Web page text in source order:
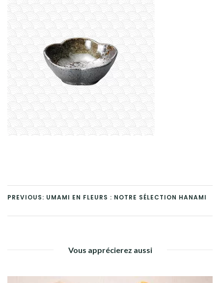
PREVIOUS: UMAMI EN FLEURS : NOTRE SÉLECTION HANAMI
Vous apprécierez aussi